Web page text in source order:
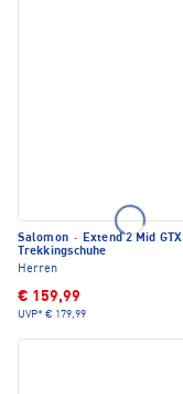
Salomon ·
Extend 2 Mid GTX
Trekkingschuhe
Herren
€ 159,99
UVP* € 179,99